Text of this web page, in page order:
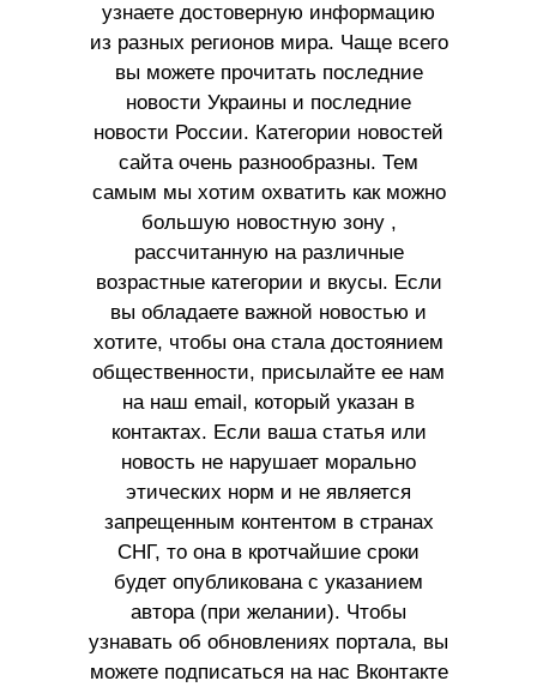
узнаете достоверную информацию
из разных регионов мира. Чаще всего
вы можете прочитать последние
новости Украины и последние
новости России. Категории новостей
сайта очень разнообразны. Тем
самым мы хотим охватить как можно
большую новостную зону ,
рассчитанную на различные
возрастные категории и вкусы. Если
вы обладаете важной новостью и
хотите, чтобы она стала достоянием
общественности, присылайте ее нам
на наш email, который указан в
контактах. Если ваша статья или
новость не нарушает морально
этических норм и не является
запрещенным контентом в странах
СНГ, то она в кротчайшие сроки
будет опубликована с указанием
автора (при желании). Чтобы
узнавать об обновлениях портала, вы
можете подписаться на нас Вконтакте